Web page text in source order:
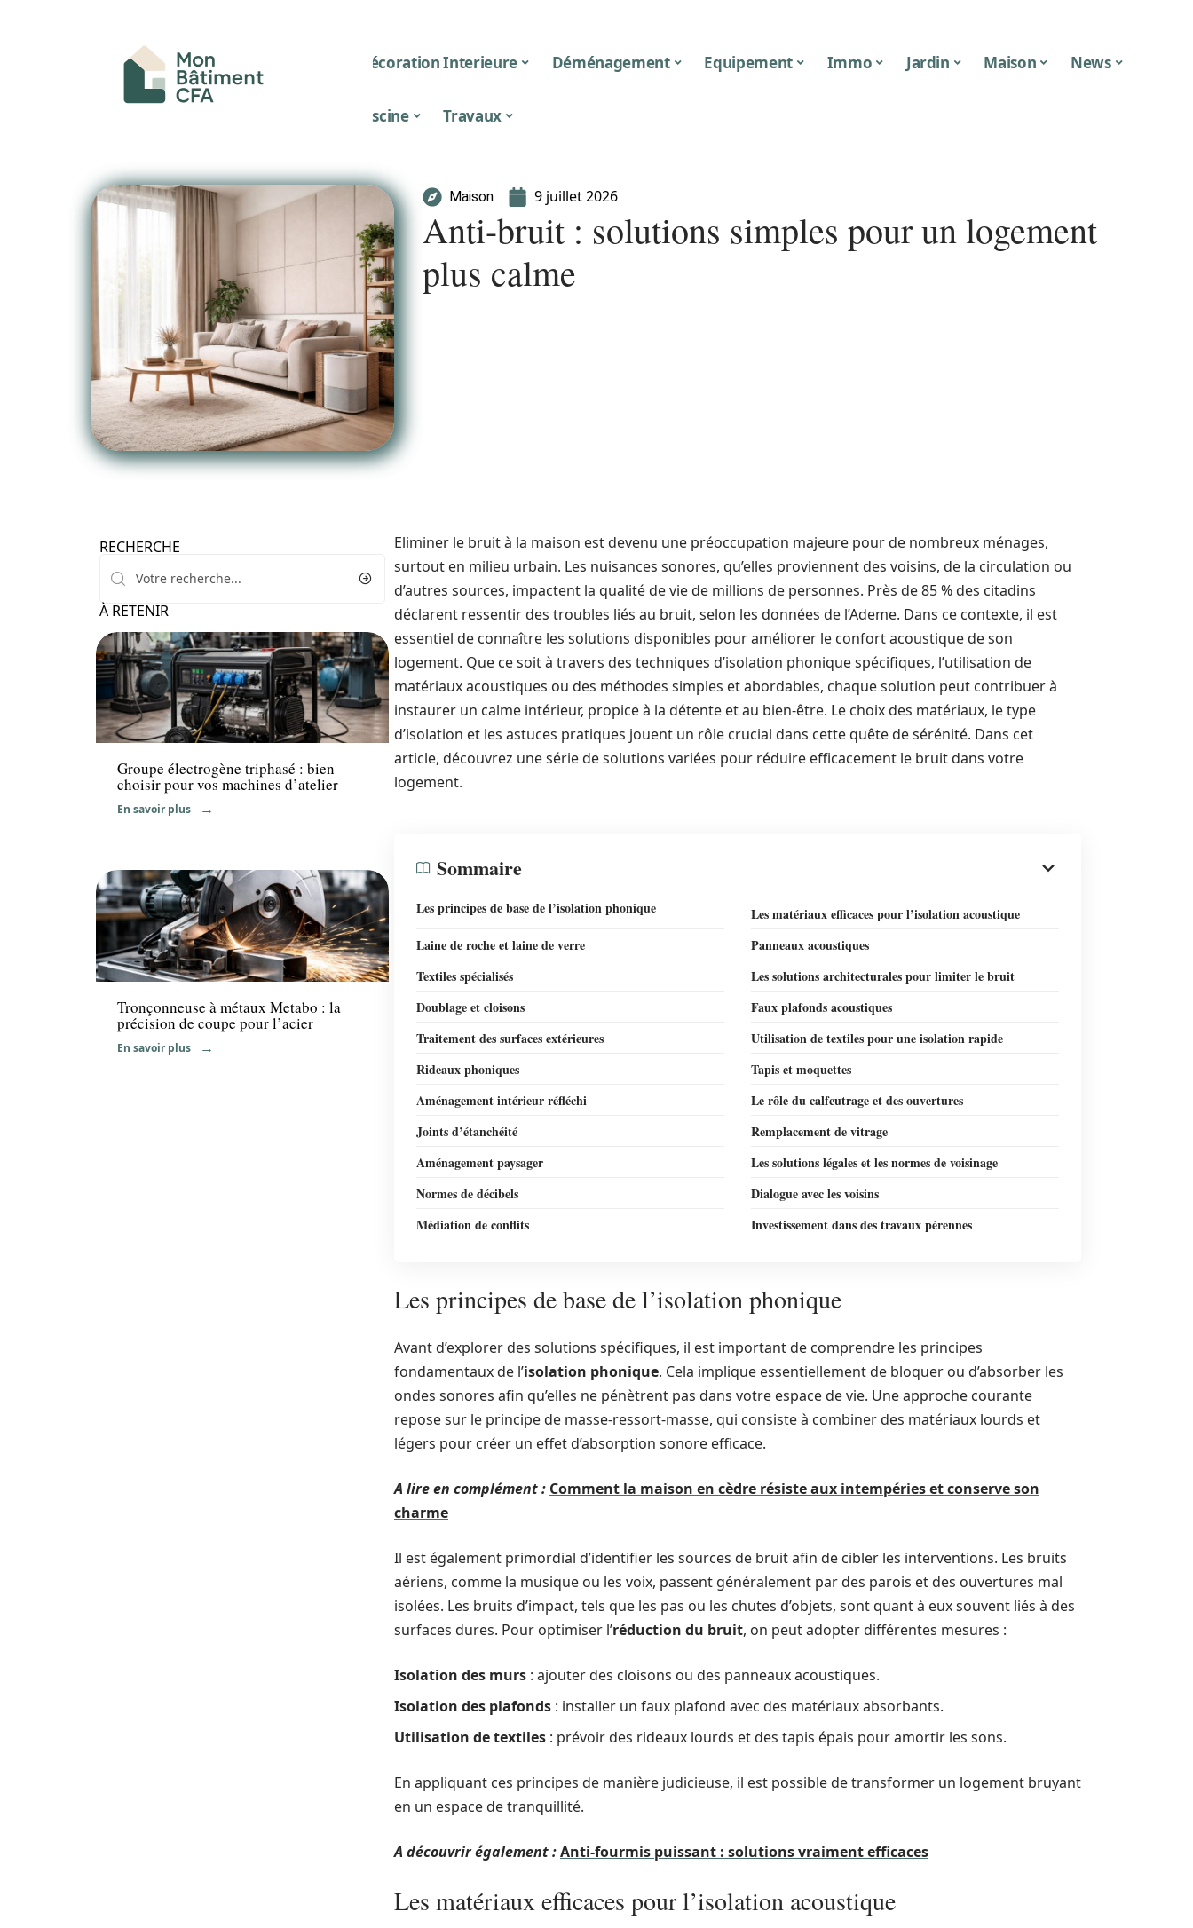
Décoration Interieure Déménagement Equipement Immo Jardin Maison News
Piscine Travaux
Maison 9 juillet 2026
Anti-bruit : solutions simples pour un logement
plus calme
RECHERCHE
À RETENIR
Travaux
Groupe électrogène triphasé : bien
choisir pour vos machines d’atelier
En savoir plus
News
Tronçonneuse à métaux Metabo : la
précision de coupe pour l’acier
En savoir plus
Eliminer le bruit à la maison est devenu une préoccupation majeure pour de nombreux ménages,
surtout en milieu urbain. Les nuisances sonores, qu’elles proviennent des voisins, de la circulation ou
d’autres sources, impactent la qualité de vie de millions de personnes. Près de 85 % des citadins
déclarent ressentir des troubles liés au bruit, selon les données de l’Ademe. Dans ce contexte, il est
essentiel de connaître les solutions disponibles pour améliorer le confort acoustique de son
logement. Que ce soit à travers des techniques d’isolation phonique spécifiques, l’utilisation de
matériaux acoustiques ou des méthodes simples et abordables, chaque solution peut contribuer à
instaurer un calme intérieur, propice à la détente et au bien-être. Le choix des matériaux, le type
d’isolation et les astuces pratiques jouent un rôle crucial dans cette quête de sérénité. Dans cet
article, découvrez une série de solutions variées pour réduire efficacement le bruit dans votre
logement.
Sommaire
Les principes de base de l’isolation phonique
Les matériaux efficaces pour l’isolation acoustique
Laine de roche et laine de verre
Panneaux acoustiques
Textiles spécialisés
Les solutions architecturales pour limiter le bruit
Doublage et cloisons
Faux plafonds acoustiques
Traitement des surfaces extérieures
Utilisation de textiles pour une isolation rapide
Rideaux phoniques
Tapis et moquettes
Aménagement intérieur réfléchi
Le rôle du calfeutrage et des ouvertures
Joints d’étanchéité
Remplacement de vitrage
Aménagement paysager
Les solutions légales et les normes de voisinage
Normes de décibels
Dialogue avec les voisins
Médiation de conflits
Investissement dans des travaux pérennes
Les principes de base de l’isolation phonique
Avant d’explorer des solutions spécifiques, il est important de comprendre les principes
fondamentaux de l’isolation phonique. Cela implique essentiellement de bloquer ou d’absorber les
ondes sonores afin qu’elles ne pénètrent pas dans votre espace de vie. Une approche courante
repose sur le principe de masse-ressort-masse, qui consiste à combiner des matériaux lourds et
légers pour créer un effet d’absorption sonore efficace.
A lire en complément : Comment la maison en cèdre résiste aux intempéries et conserve son
charme
Il est également primordial d’identifier les sources de bruit afin de cibler les interventions. Les bruits
aériens, comme la musique ou les voix, passent généralement par des parois et des ouvertures mal
isolées. Les bruits d’impact, tels que les pas ou les chutes d’objets, sont quant à eux souvent liés à des
surfaces dures. Pour optimiser l’réduction du bruit, on peut adopter différentes mesures :
Isolation des murs : ajouter des cloisons ou des panneaux acoustiques.
Isolation des plafonds : installer un faux plafond avec des matériaux absorbants.
Utilisation de textiles : prévoir des rideaux lourds et des tapis épais pour amortir les sons.
En appliquant ces principes de manière judicieuse, il est possible de transformer un logement bruyant
en un espace de tranquillité.
A découvrir également :Anti-fourmis puissant : solutions vraiment efficaces
Les matériaux efficaces pour l’isolation acoustique